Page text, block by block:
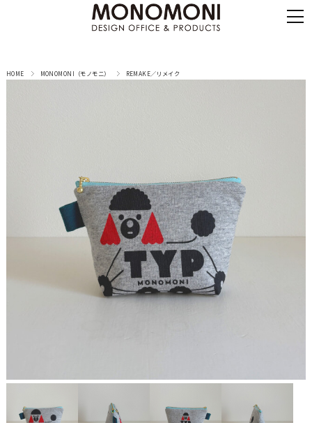
HOME MONOMONI（モノモニ） REMAKE／リメイク